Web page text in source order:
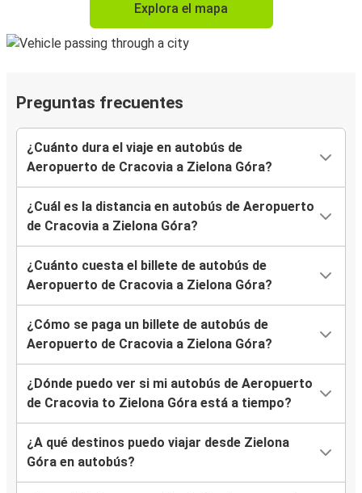
Explora el mapa
Preguntas frecuentes
¿Cuánto dura el viaje en autobús de
Aeropuerto de Cracovia a Zielona Góra?
¿Cuál es la distancia en autobús de Aeropuerto
de Cracovia a Zielona Góra?
¿Cuánto cuesta el billete de autobús de
Aeropuerto de Cracovia a Zielona Góra?
¿Cómo se paga un billete de autobús de
Aeropuerto de Cracovia a Zielona Góra?
¿Dónde puedo ver si mi autobús de Aeropuerto
de Cracovia to Zielona Góra está a tiempo?
¿A qué destinos puedo viajar desde Zielona
Góra en autobús?